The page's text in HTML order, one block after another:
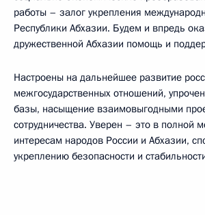
работы – залог укрепления
Республики Абхазии. Будем и впредь
дружественной Абхазии помощь и
Настроены на дальнейшее развитие
межгосударственных отношений,
базы, насыщение взаимовыгодными
сотрудничества. Уверен – это в полной
интересам народов России и Абхазии,
укреплению безопасности и